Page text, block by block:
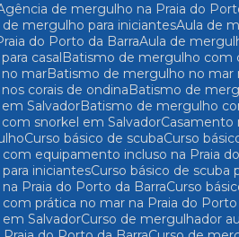
Agência de mergulho na Praia do
de mergulho para iniciantes Aula de
do Porto da Barra Aula de
casal
Batismo de mergulho com
no mar
Batismo de mergulho no
corais de ondina
Batismo de
Salvador
Batismo de mergulho
snorkel em Salvador
Curso básico de scuba
Curso
com equipamento incluso na Praia
para iniciantes
Curso básico de
na Praia do Porto da Barra
Curso
com prática no mar na Praia do
em Salvador
Curso de mergulhador